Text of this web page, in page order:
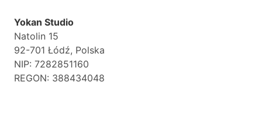
Yokan Studio
Natolin 15
92-701 Łódź, Polska
NIP: 7282851160
REGON: 388434048